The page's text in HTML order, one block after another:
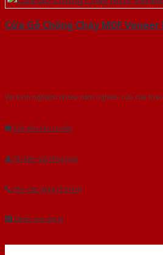
Cửa Gỗ Chống Cháy MDF Veneer
Với kinh nghiệm nhiêu năm nghiên cứu cửa
Gửi yêu cầu tư vấn
Tải báo giá tổng hợp
Yêu cầu gọi lại (3 phút)
Dành cho đại lý